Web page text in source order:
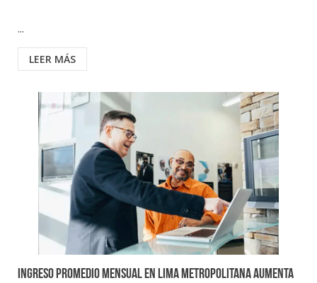
...
LEER MÁS
Ingreso Promedio Mensual en Lima Metropolitana Aumenta